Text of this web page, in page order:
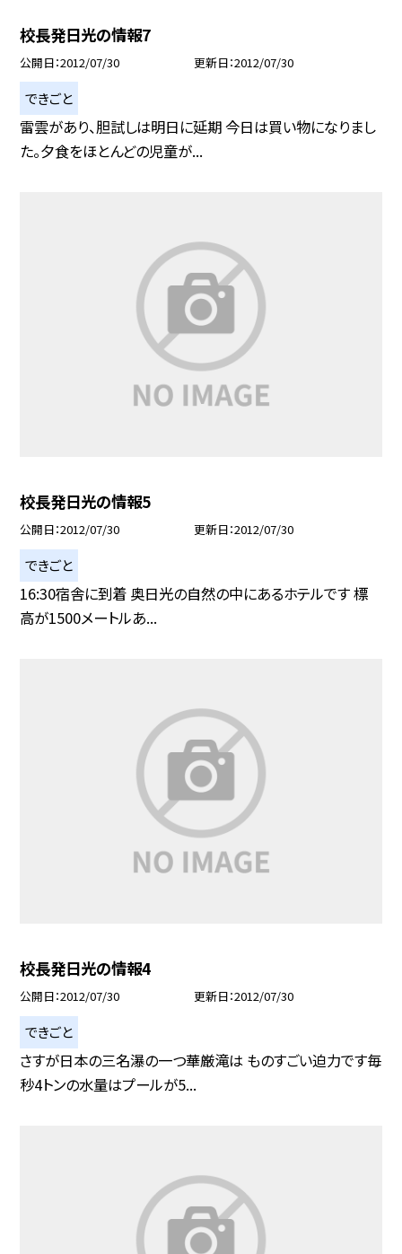
校長発日光の情報7
公開日 2012/07/30 更新日 2012/07/30
できごと
雷雲があり、胆試しは明日に延期 今日は買い物になりまし
た。夕食をほとんどの児童が...
校長発日光の情報5
公開日 2012/07/30 更新日 2012/07/30
できごと
16:30宿舎に到着 奥日光の自然の中にあるホテルです 標
高が1500メートルあ...
校長発日光の情報4
公開日 2012/07/30 更新日 2012/07/30
できごと
さすが日本の三名瀑の一つ華厳滝は ものすごい迫力です毎
秒4トンの水量はプールが5...